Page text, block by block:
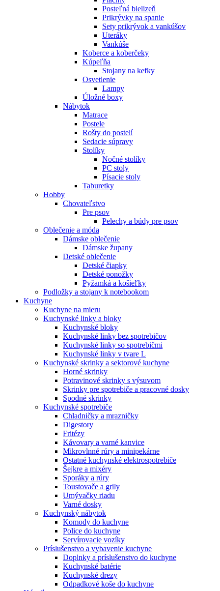
Posteľná bielizeň
Prikrývky na spanie
Sety prikrývok a vankúšov
Uteráky
Vankúše
Koberce a koberčeky
Kúpeľňa
Stojany na kefky
Osvetlenie
Lampy
Úložné boxy
Nábytok
Matrace
Postele
Rošty do postelí
Sedacie súpravy
Stolíky
Nočné stolíky
PC stoly
Písacie stoly
Taburetky
Hobby
Chovateľstvo
Pre psov
Pelechy a búdy pre psov
Oblečenie a móda
Dámske oblečenie
Dámske župany
Detské oblečenie
Detské čiapky
Detské ponožky
Pyžamká a košieľky
Podložky a stojany k notebookom
Kuchyne
Kuchyne na mieru
Kuchynské linky a bloky
Kuchynské bloky
Kuchynské linky bez spotrebičov
Kuchynské linky so spotrebičmi
Kuchynské linky v tvare L
Kuchynské skrinky a sektorové kuchyne
Horné skrinky
Potravinové skrinky s výsuvom
Skrinky pre spotrebiče a pracovné dosky
Spodné skrinky
Kuchynské spotrebiče
Chladničky a mrazničky
Digestory
Fritézy
Kávovary a varné kanvice
Mikrovlnné rúry a minipekárne
Ostatné kuchynské elektrospotrebiče
Šejkre a mixéry
Sporáky a rúry
Toustovače a grily
Umývačky riadu
Varné dosky
Kuchynský nábytok
Komody do kuchyne
Police do kuchyne
Servírovacie vozíky
Príslušenstvo a vybavenie kuchyne
Doplnky a príslušenstvo do kuchyne
Kuchynské batérie
Kuchynské drezy
Odpadkové koše do kuchyne